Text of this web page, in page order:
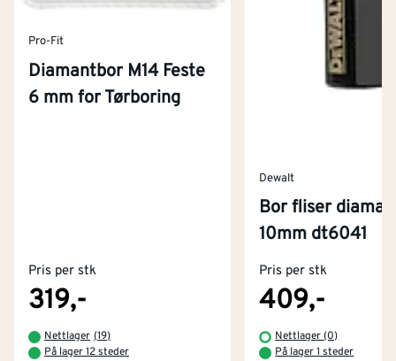
Pro-Fit
Diamantbor M14 Feste
6 mm for Tørboring
Pris per stk
319,-
Nettlager (19)
På lager 12 steder
Dewalt
Bor fliser
10mm dt6041
Pris per stk
409,-
Nettlager (0)
På lager 1 steder
Kjøpsbetingelser
Betaling
Tjenester
Montér Klubb
Byggevarehus og åpningstider
Prismatch